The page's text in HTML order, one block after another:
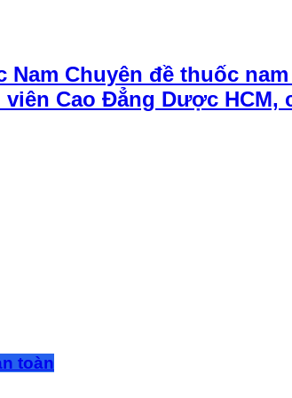
Nam Chuyên đề thuốc
Cao Đẳng Dược
toàn